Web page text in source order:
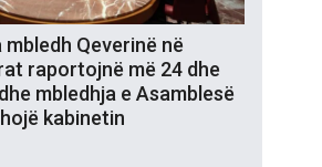
Qeverinë në
raportojnë më 24 dhe
mbledhja e Asamblesë
kabinetin